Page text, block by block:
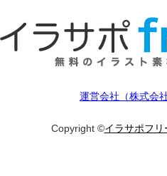
運営会社（株式会
Copyright ©イラサポフリ